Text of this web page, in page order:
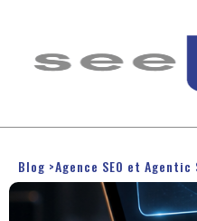
Blog >Agence SEO et